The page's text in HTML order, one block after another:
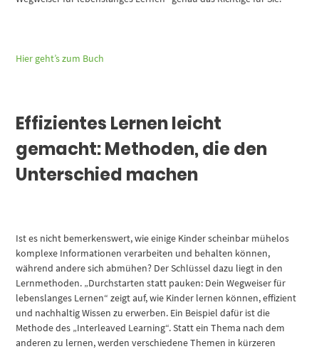
Hier geht’s zum Buch
Effizientes Lernen leicht
gemacht: Methoden, die den
Unterschied machen
Ist es nicht bemerkenswert, wie einige Kinder scheinbar mühelos
komplexe Informationen verarbeiten und behalten können,
während andere sich abmühen? Der Schlüssel dazu liegt in den
Lernmethoden. „Durchstarten statt pauken: Dein Wegweiser für
lebenslanges Lernen“ zeigt auf, wie Kinder lernen können, effizient
und nachhaltig Wissen zu erwerben. Ein Beispiel dafür ist die
Methode des „Interleaved Learning“. Statt ein Thema nach dem
anderen zu lernen, werden verschiedene Themen in kürzeren